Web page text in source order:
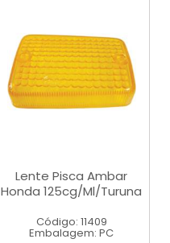
Lente Pisca Ambar
Honda 125cg/Ml/Turuna
Código: 11409
Embalagem: PC